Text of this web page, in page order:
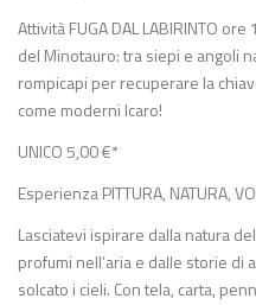
Attività FUGA DAL LABIRINTO
del Minotauro: tra siepi e angoli
rompicapi per recuperare la
come moderni Icaro!
UNICO 5,00 €*
Esperienza PITTURA, NATURA,
Lasciatevi ispirare dalla natura
profumi nell’aria e dalle storie di
solcato i cieli. Con tela, carta,